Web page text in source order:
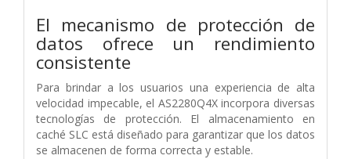
El mecanismo de protección de
datos ofrece un rendimiento
consistente
Para brindar a los usuarios una experiencia de alta
velocidad impecable, el AS2280Q4X incorpora diversas
tecnologías de protección. El almacenamiento en
caché SLC está diseñado para garantizar que los datos
se almacenen de forma correcta y estable.